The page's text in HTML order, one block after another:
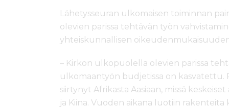
Lähetysseuran ulkomaisen toiminnan
olevien parissa tehtävän työn
yhteiskunnallisen
– Kirkon ulkopuolella olevien parissa
ulkomaantyön budjetissa on kasvatettu.
siirtynyt Afrikasta Aasiaan, missä
ja Kiina. Vuoden aikana luotiin